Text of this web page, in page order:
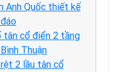
Anh Quốc thiết kế
tân cổ điển 2 tầng
Thuận
2 lầu tân cổ